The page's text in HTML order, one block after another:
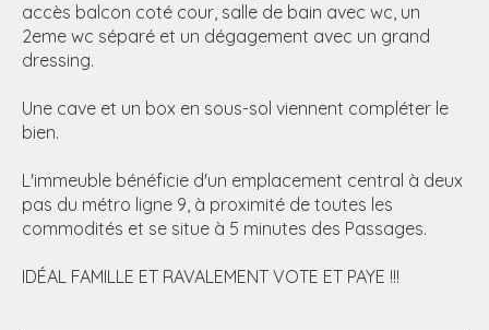
accès balcon coté cour, salle de bain avec wc, un
2eme wc séparé et un dégagement avec un grand
dressing.
Une cave et un box en sous-sol viennent compléter le
bien.
L'immeuble bénéficie d'un emplacement central à deux
pas du métro ligne 9, à proximité de toutes les
commodités et se situe à 5 minutes des Passages.
IDÉAL FAMILLE ET RAVALEMENT VOTE ET PAYE !!!